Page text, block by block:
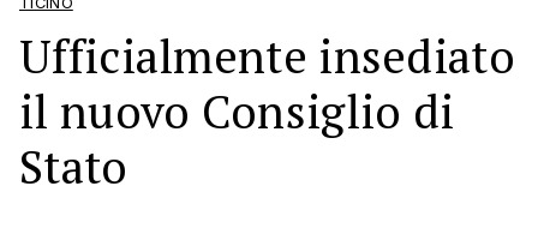
Ufficialmente insediato
il nuovo Consiglio di
Stato